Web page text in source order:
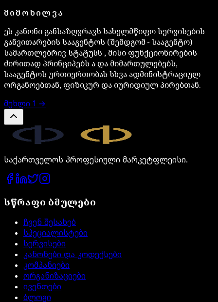
ᲛᲘᲛᲝᲮᲘᲚᲕᲐ
ეს კანონი განსაზღვრავს სახელმწიფო სერვისების
განვითარების სააგენტოს (შემდგომ − სააგენტო)
სამართლებრივ სტატუსს , მისი ფუნქციონირების
ძირითად პრინციპებს ა და მიმართულებებს,
სააგენტოს ურთიერთობას სხვა ადმინისტრაციულ
ორგანოებთან, ფიზიკურ და იურიდიულ პირებთან.
მუხლი 1 →
საქართველოს პროფესიული მარკეტფლეისი.
სწრაფი ბმულები
ჩვენ შესახებ
სპეციალისტები
სერვისები
კანონები და კოდექსები
კომპანიები
ორგანიზაციები
ივენთები
ბლოგი